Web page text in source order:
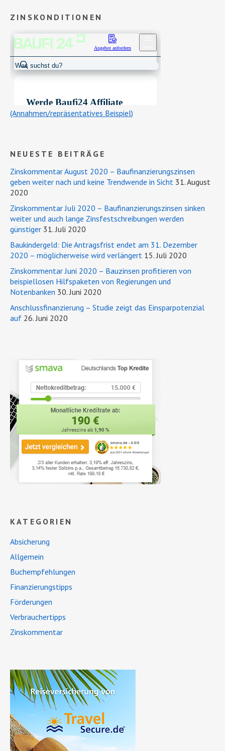
ZINSKONDITIONEN
(Annahmen/repräsentatives Beispiel)
NEUESTE BEITRÄGE
Zinskommentar August 2020 – Baufinanzierungszinsen
geben weiter nach und keine Trendwende in Sicht 31. August
2020
Zinskommentar Juli 2020 – Baufinanzierungszinsen sinken
weiter und auch lange Zinsfestschreibungen werden
günstiger 31. Juli 2020
Baukindergeld: Die Antragsfrist endet am 31. Dezember
2020 – möglicherweise wird verlängert 15. Juli 2020
Zinskommentar Juni 2020 – Bauzinsen profitieren von
beispiellosen Hilfspaketen von Regierungen und
Notenbanken 30. Juni 2020
Anschlussfinanzierung – Studie zeigt das Einsparpotenzial
auf 26. Juni 2020
KATEGORIEN
Absicherung
Allgemein
Buchempfehlungen
Finanzierungstipps
Förderungen
Verbrauchertipps
Zinskommentar